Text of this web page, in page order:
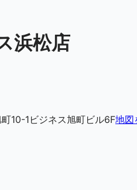
浜松店
10-1ビジネス旭町ビル6F地図